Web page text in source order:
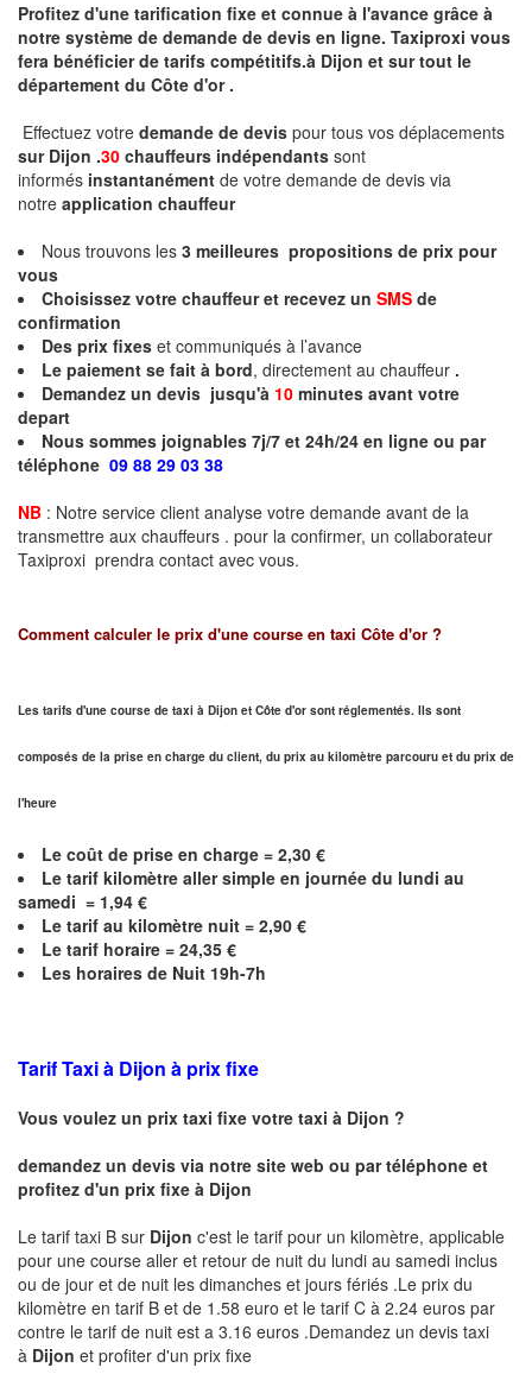
Profitez d'une tarification fixe et connue à l'avance grâce à
notre système de demande de devis en ligne. Taxiproxi vous
fera bénéficier de tarifs compétitifs.à Dijon et sur tout le
département du Côte d'or .
Effectuez votre demande de devis pour tous vos déplacements
sur Dijon .30 chauffeurs indépendants sont
informés instantanément de votre demande de devis via
notre application chauffeur
Nous trouvons les 3 meilleures propositions de prix pour
vous
Choisissez votre chauffeur et recevez un SMS de
confirmation
Des prix fixes et communiqués à l’avance
Le paiement se fait à bord, directement au chauffeur .
Demandez un devis jusqu'à 10 minutes avant votre
depart
Nous sommes joignables 7j/7 et 24h/24 en ligne ou par
téléphone 09 88 29 03 38
NB : Notre service client analyse votre demande avant de la
transmettre aux chauffeurs . pour la confirmer, un collaborateur
Taxiproxi prendra contact avec vous.
Comment calculer le prix d'une course en taxi Côte d'or ?
Les tarifs d'une course de taxi à Dijon et Côte d'or sont réglementés. Ils sont
composés de la prise en charge du client, du prix au kilomètre parcouru et du prix de
l'heure
Le coût de prise en charge = 2,30 €
Le tarif kilomètre aller simple en journée du lundi au
samedi = 1,94 €
Le tarif au kilomètre nuit = 2,90 €
Le tarif horaire = 24,35 €
Les horaires de Nuit 19h-7h
Tarif Taxi à Dijon à prix fixe
Vous voulez un prix taxi fixe votre taxi à Dijon ?
demandez un devis via notre site web ou par téléphone et
profitez d'un prix fixe à Dijon
Le tarif taxi B sur Dijon c'est le tarif pour un kilomètre, applicable
pour une course aller et retour de nuit du lundi au samedi inclus
ou de jour et de nuit les dimanches et jours fériés .Le prix du
kilomètre en tarif B et de 1.58 euro et le tarif C à 2.24 euros par
contre le tarif de nuit est a 3.16 euros .Demandez un devis taxi
à Dijon et profiter d'un prix fixe